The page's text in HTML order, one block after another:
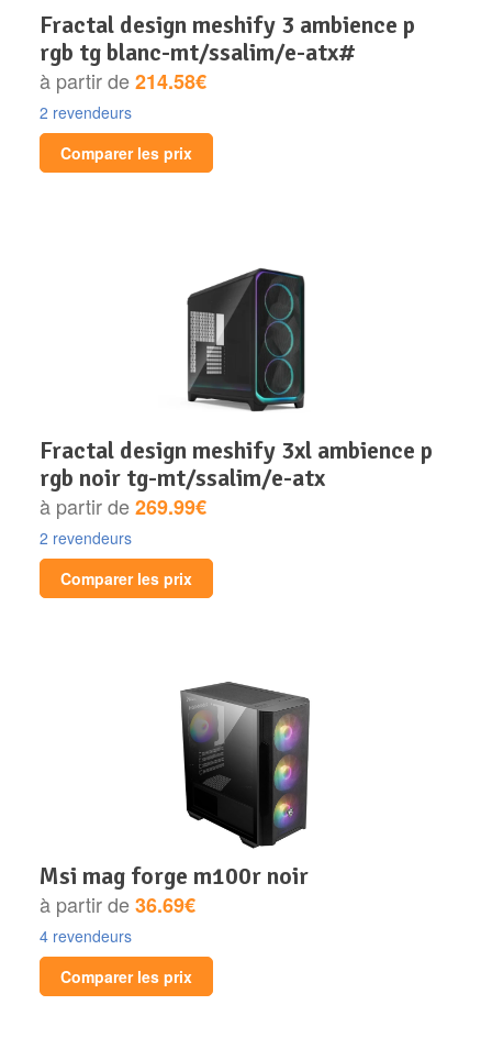
fractal design meshify 3 ambience p
rgb tg blanc-mt/ssalim/e-atx#
à partir de214.58€
2 revendeurs
Comparer les prix
fractal design meshify 3xl ambience p
rgb noir tg-mt/ssalim/e-atx
à partir de269.99€
2 revendeurs
Comparer les prix
msi mag forge m100r noir
à partir de36.69€
4 revendeurs
Comparer les prix